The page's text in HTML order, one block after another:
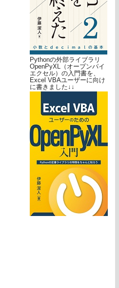
Pythonの外部ライブラリ
OpenPyXL（オープンパイ
エクセル）の入門書を、
Excel VBAユーザーに向け
に書きました↓↓